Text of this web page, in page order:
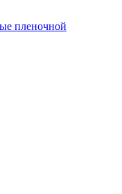
пленочной